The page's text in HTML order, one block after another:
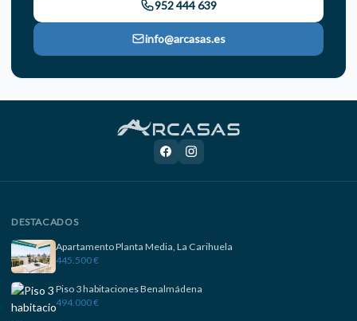
952 444 639
info@arcasas.es
DESTACADOS
Apartamento Planta Media, La Carihuela
445.500 €
Piso 3 habitaciones Benalmádena
494.000 €